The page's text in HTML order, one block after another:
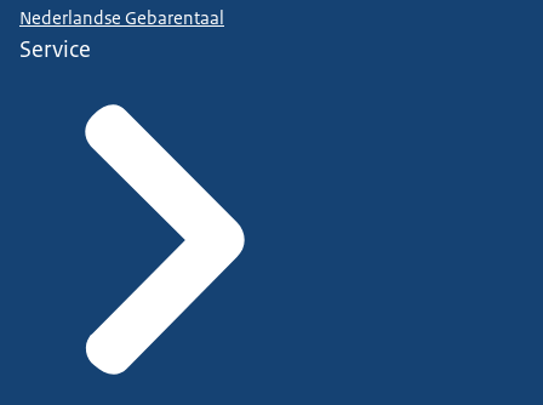
Nederlandse Gebarentaal
Service